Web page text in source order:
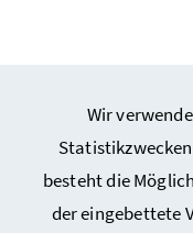
Wir
besteht die
der eingebettete
Webseiten Kunst und
Webseiten Sport